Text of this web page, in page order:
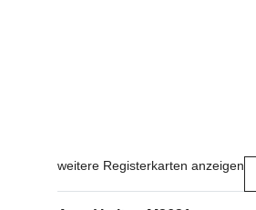
weitere Registerkarten anzeigen